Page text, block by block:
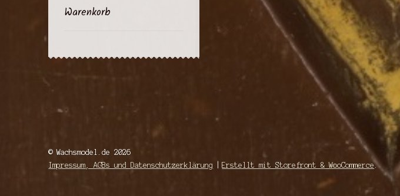
Warenkorb
© Wachsmodel.de 2026
Impressum, AGBs und Datenschutzerklärung
Erstellt mit Storefront & WooCommerce.